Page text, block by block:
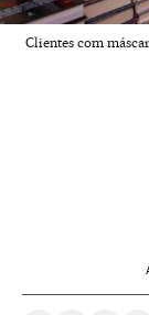
Clientes com